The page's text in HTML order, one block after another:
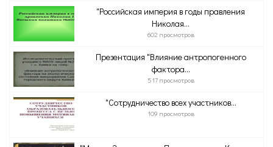
"Российская империя в годы правления
Николая...
602 просмотров
Презентация "Влияние антропогенного
фактора...
517 просмотров
"Сотрудничество всех участников...
109 просмотров